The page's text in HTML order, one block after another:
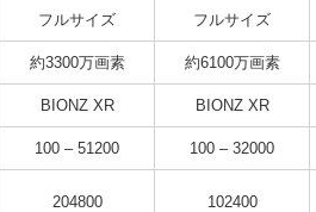
フルサイズ フルサイズ
約3300万画素 約6100万画素
BIONZ XR BIONZ XR
100 – 51200 100 – 32000
204800 102400